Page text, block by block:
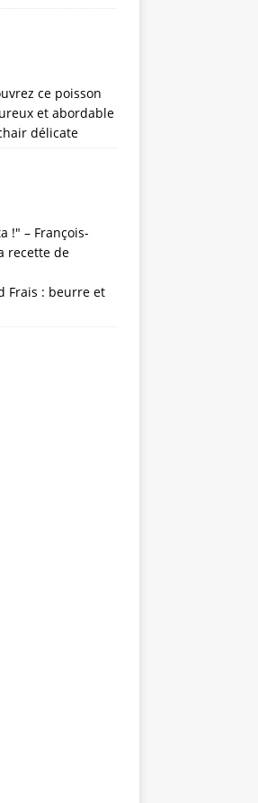
ce poisson
et abordable
délicate
Frais : beurre et